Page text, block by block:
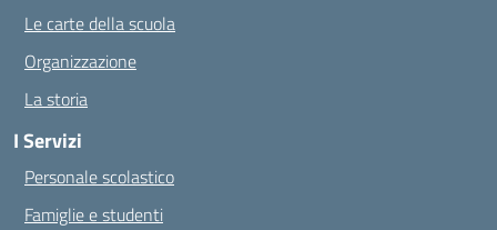
Le carte della scuola
Organizzazione
La storia
I Servizi
Personale scolastico
Famiglie e studenti